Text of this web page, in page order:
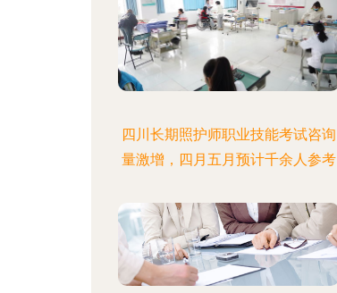
四川长期照护师职业技能考试咨询
量激增，四月五月预计千余人参考